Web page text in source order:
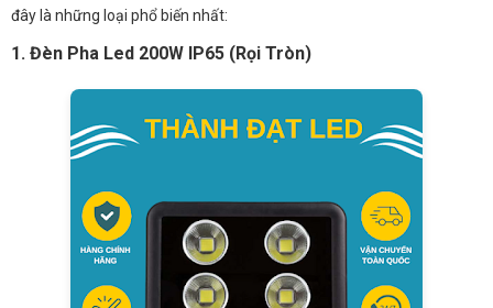
đây là những loại phổ biến nhất:
1. Đèn Pha Led 200W IP65 (Rọi Tròn)